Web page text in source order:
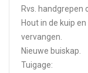
Rvs. handgrepen
Hout in de kuip
vervangen.
Nieuwe buiskap.
Tuigage: